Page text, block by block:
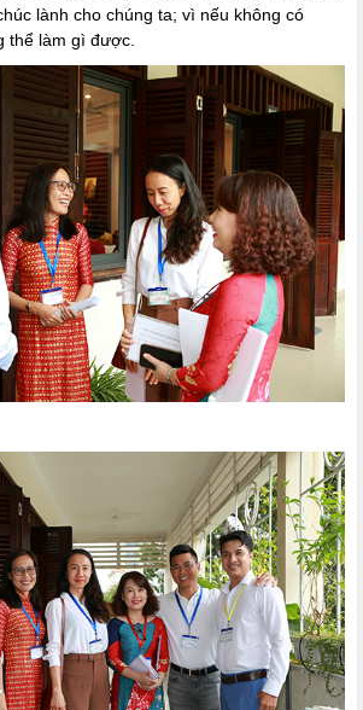
lành cho chúng ta; vì nếu không có
thể làm gì được.